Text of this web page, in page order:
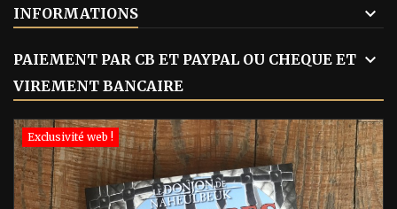
INFORMATIONS
PAIEMENT PAR CB ET PAYPAL OU CHEQUE ET
VIREMENT BANCAIRE
Exclusivité web !